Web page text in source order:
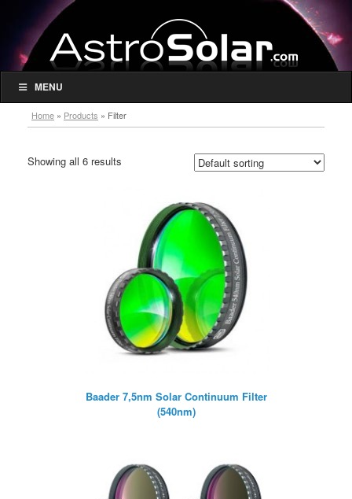
MENU
Home » Products » Filter
Showing all 6 results
Baader 7,5nm Solar Continuum Filter
(540nm)